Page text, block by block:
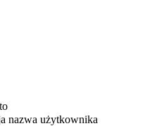
nazwa użytkownika